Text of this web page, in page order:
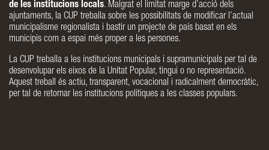
de les institucions locals. Malgrat el limitat marge d’acció dels
ajuntaments, la CUP treballa sobre les possibilitats de modificar l’actual
municipalisme regionalista i bastir un projecte de país basat en els
municipis com a espai més proper a les persones.
La CUP treballa a les institucions municipals i supramunicipals per tal de
desenvolupar els eixos de la Unitat Popular, tingui o no representació.
Aquest treball és actiu, transparent, vocacional i radicalment democràtic,
per tal de retornar les institucions polítiques a les classes populars.